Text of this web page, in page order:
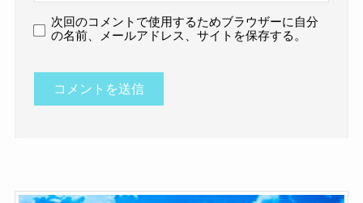
次回のコメントで使用するためブラウザーに自分
の名前、メールアドレス、サイトを保存する。